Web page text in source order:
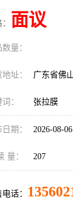
面议
量：
址： 广东省佛
： 张拉膜
期： 2026-08-06
量： 207
话：